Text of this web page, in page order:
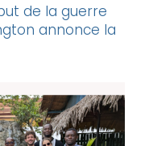
de la guerre
annonce la